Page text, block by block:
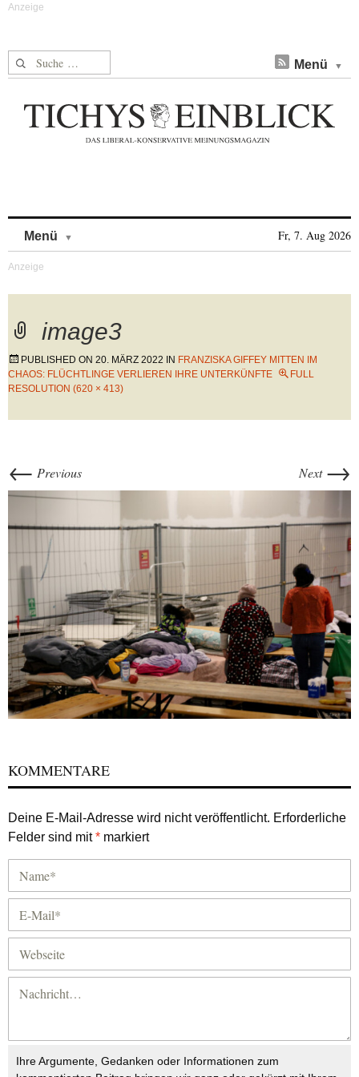
Suche nach: Menü
Menü Fr, 7. Aug 2026
image3
PUBLISHED ON 20. MÄRZ 2022 IN FRANZISKA GIFFEY MITTEN IM
CHAOS: FLÜCHTLINGE VERLIEREN IHRE UNTERKÜNFTE
FULL
RESOLUTION (620 × 413)
← Previous Next →
KOMMENTARE
Deine E-Mail-Adresse wird nicht veröffentlicht. Erforderliche
Felder sind mit* markiert
Ihre Argumente, Gedanken oder Informationen zum